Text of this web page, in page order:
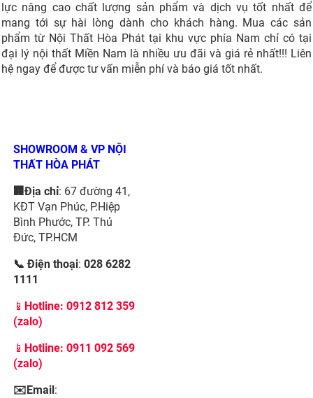
lực nâng cao chất lượng sản phẩm và dịch vụ tốt nhất để
mang tới sự hài lòng dành cho khách hàng. Mua các sản
phẩm từ Nội Thất Hòa Phát tại khu vực phía Nam chỉ có tại
đại lý nội thất Miền Nam là nhiều ưu đãi và giá rẻ nhất!!! Liên
hệ ngay để được tư vấn miễn phí và báo giá tốt nhất.
SHOWROOM & VP NỘI
THẤT HÒA PHÁT
🏢Địa chỉ: 67 đường 41,
KĐT Vạn Phúc, P.Hiệp
Bình Phước, TP. Thủ
Đức, TP.HCM
📞 Điện thoại: 028 6282
1111
📱 Hotline: 0912 812 359
(zalo)
📱 Hotline: 0911 092 569
(zalo)
✉️Email: